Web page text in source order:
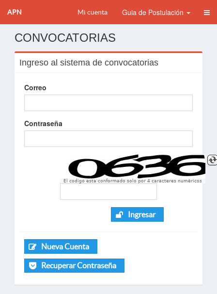
APN Mi cuenta Guia de Postulación
CONVOCATORIAS
Ingreso al sistema de convocatorias
Correo
Contraseña
El codigo esta conformado solo por 4 caracteres numèricos
Ingresar
Nueva Cuenta
Recuperar Contraseña